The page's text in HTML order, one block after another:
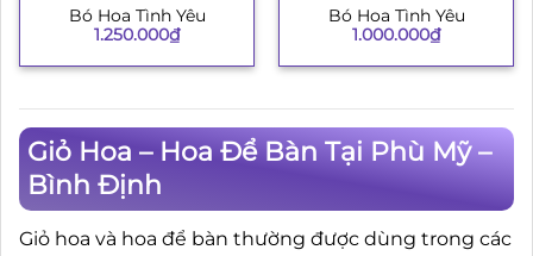
Bó Hoa Tình Yêu
1.250.000₫
Bó Hoa Tình Yêu
1.000.000₫
Giỏ Hoa – Hoa Để Bàn Tại Phù Mỹ –
Bình Định
Giỏ hoa và hoa để bàn thường được dùng trong các